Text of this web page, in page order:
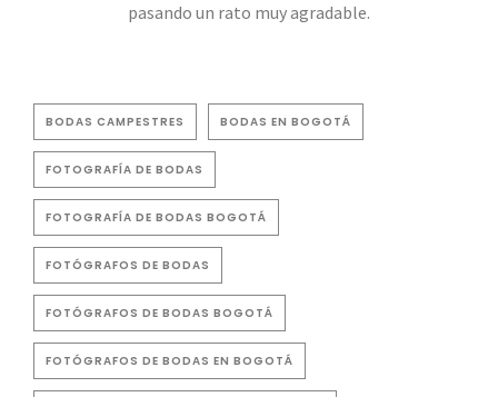
pasando un rato muy agradable.
BODAS CAMPESTRES BODAS EN BOGOTÁ
FOTOGRAFÍA DE BODAS
FOTOGRAFÍA DE BODAS BOGOTÁ
FOTÓGRAFOS DE BODAS
FOTÓGRAFOS DE BODAS BOGOTÁ
FOTÓGRAFOS DE BODAS EN BOGOTÁ